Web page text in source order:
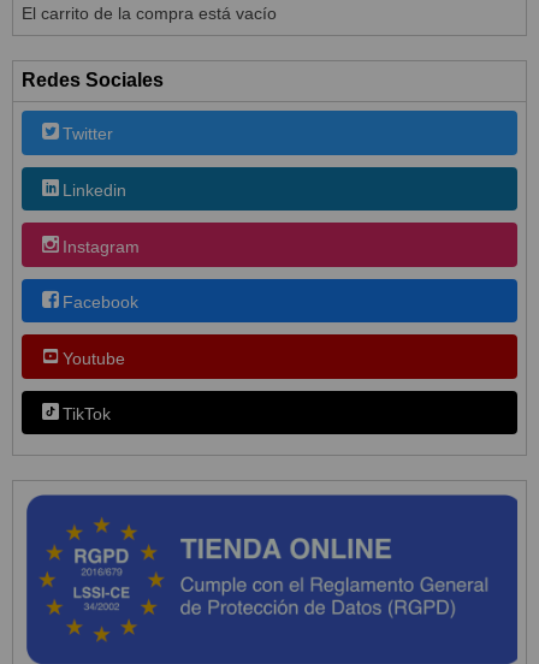
El carrito de la compra está vacío
Redes Sociales
Twitter
Linkedin
Instagram
Facebook
Youtube
TikTok